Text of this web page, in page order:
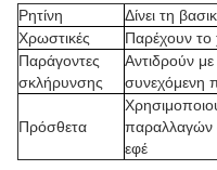
Ρητίνη
Δίνει τη
Χρωστικές
Παρέχουν
Παράγοντες
σκλήρυνσης
Αντιδρούν
συνεχόμενη
Πρόσθετα
παραλλαγών
εφέ